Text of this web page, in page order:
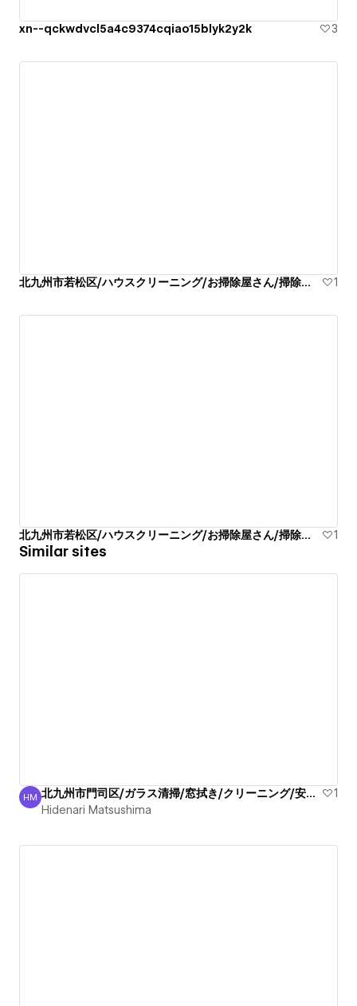
xn--qckwdvcl5a4c9374cqiao15blyk2y2k 3
北九州市若松区/ハウスクリーニング/お掃除屋さん/掃除代行業者 1
北九州市若松区/ハウスクリーニング/お掃除屋さん/掃除代行業者 1
Similar sites
Hidenari Matsushima
HM 北九州市門司区/ガラス清掃/窓拭き/クリーニング/安心技術
1
Hidenari Matsushima